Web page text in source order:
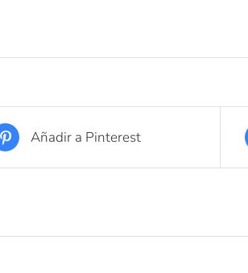
Añadir a Pinterest